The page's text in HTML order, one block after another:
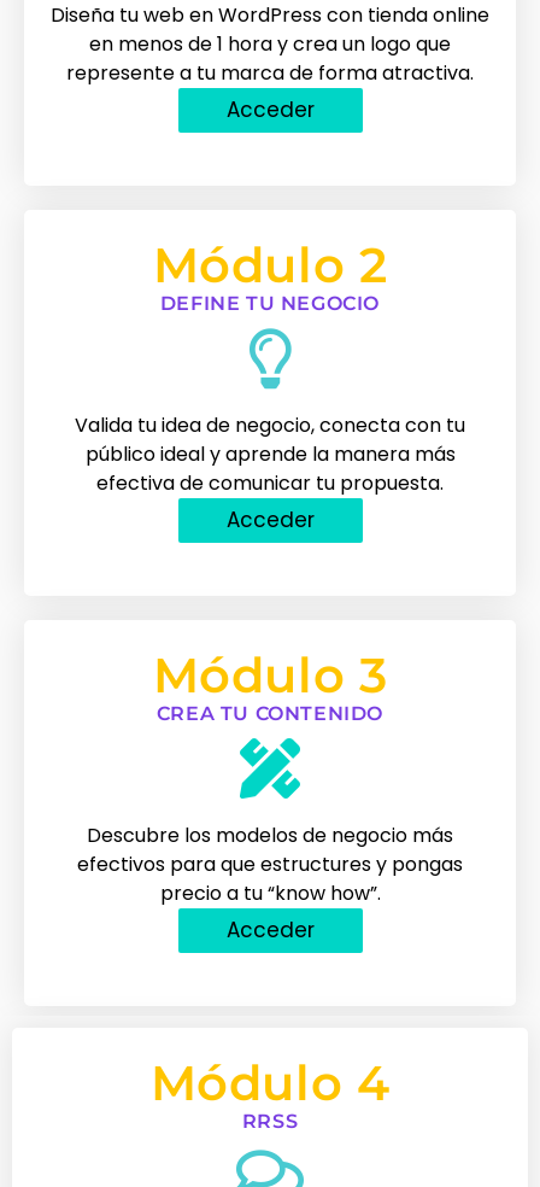
Diseña tu web en WordPress con tienda online
en menos de 1 hora y crea un logo que
represente a tu marca de forma atractiva.
Acceder
Módulo 2
DEFINE TU NEGOCIO
Valida tu idea de negocio, conecta con tu
público ideal y aprende la manera más
efectiva de comunicar tu propuesta.
Acceder
Módulo 3
CREA TU CONTENIDO
Descubre los modelos de negocio más
efectivos para que estructures y pongas
precio a tu “know how”.
Acceder
Módulo 4
RRSS